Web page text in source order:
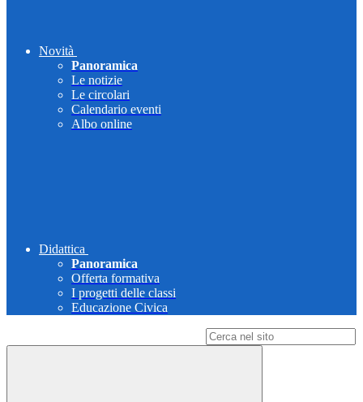
Novità
Panoramica
Le notizie
Le circolari
Calendario eventi
Albo online
Didattica
Panoramica
Offerta formativa
I progetti delle classi
Educazione Civica